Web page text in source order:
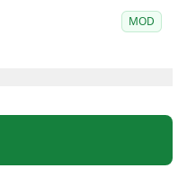
противниками в
препятствий.
способ
MOD